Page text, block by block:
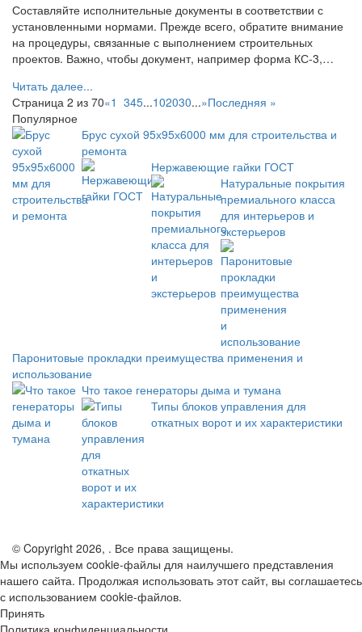
Составляйте исполнительные документы в соответствии с
установленными нормами. Прежде всего, обратите внимание
на процедуры, связанные с выполнением строительных
проектов. Важно, чтобы документ, например форма КС-3,…
Читать далее...
Страница 2 из 70«1 345...102030...»Последняя »
Популярное
Брус сухой 95х95х6000 мм для строительства и
ремонта
Нержавеющие гайки ГОСТ
Натуральные покрытия
премиального класса
для интерьеров и
экстерьеров
Паронитовые прокладки преимущества применения и
использование
Что такое генераторы дыма и тумана
Типы блоков управления для
откатных ворот и их характеристики
© Copyright 2026, . Все права защищены.
Мы используем cookie-файлы для наилучшего представления
нашего сайта. Продолжая использовать этот сайт, вы соглашаетесь
с использованием cookie-файлов.
Принять
Политика конфиденциальности